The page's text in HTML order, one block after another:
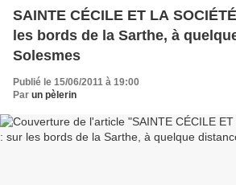
SAINTE CÉCILE ET LA
les bords de la Sarthe, à
Solesmes
Publié le 15/06/2011 à 19:00
Par un pèlerin